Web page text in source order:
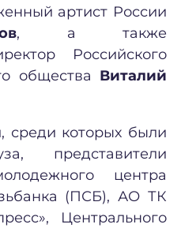
артист России
, а также
Российского
общества Виталий
среди которых были
представители
центра
(ПСБ), АО ТК
Центрального